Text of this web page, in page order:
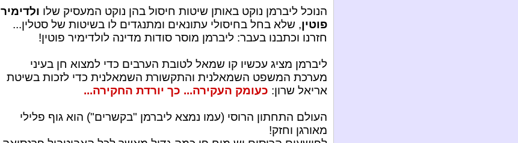
הנוכל ליברמן נוקט באותן שיטות חיסול בהן נוקט המעסיק שלו ולדימיר
פוטין, שלא בחל בחיסולי עתונאים ומתנגדים לו בשיטות של סטלין...
חזרנו וכתבנו בעבר: ליברמן מוסר סודות מדינה לולדימיר פוטין!
ליברמן מציג עכשיו קו שמאל לטובת הערבים כדי למצוא חן בעיני
מערכת המשפט השמאלנית והתקשורת השמאלנית כדי לזכות בשיטת
אריאל שרון: כעומק העקירה... כך יורדת החקירה...
העולם התחתון הרוסי (עמו נמצא ליברמן "בקשרים") הוא גוף פלילי
מאורגן וחזק!